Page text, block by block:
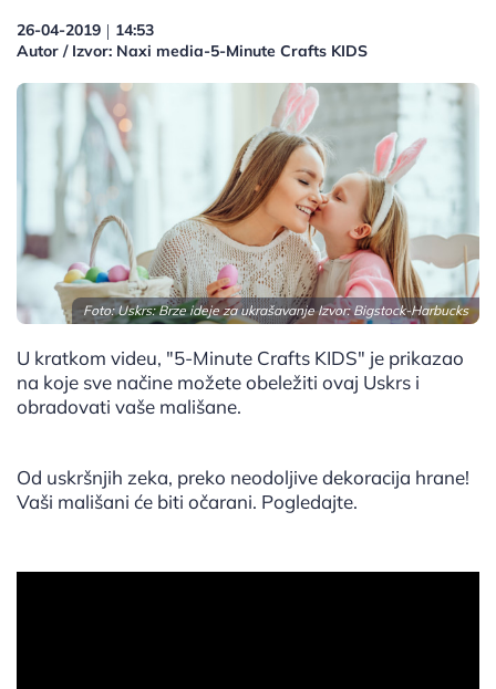
26-04-2019 | 14:53
Autor / Izvor: Naxi media-5-Minute Crafts KIDS
Foto: Uskrs: Brze ideje za ukrašavanje Izvor:Bigstock-Harbucks
U kratkom videu, "5-Minute Crafts KIDS" je prikazao
na koje sve načine možete obeležiti ovaj Uskrs i
obradovati vaše mališane.
Od uskršnjih zeka, preko neodoljive dekoracija hrane!
Vaši mališani će biti očarani. Pogledajte.